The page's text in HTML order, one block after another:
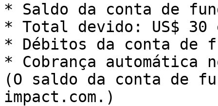
* Saldo da conta de
* Total devido: US$ 30
* Débitos da conta de
* Cobrança automática
(O saldo da conta de
impact.com.)